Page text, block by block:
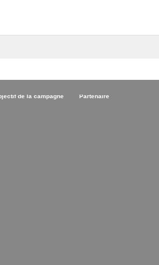
de la campagne Partenaire